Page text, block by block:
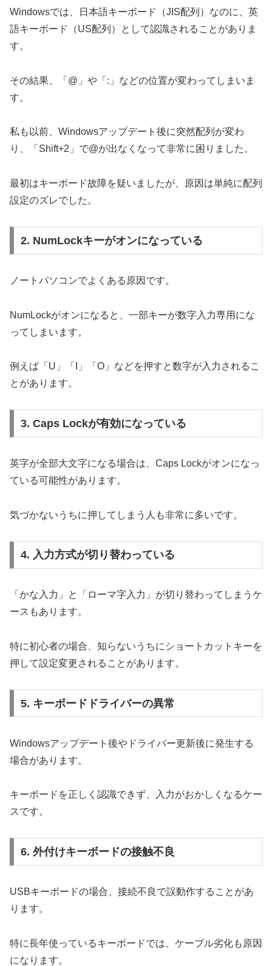
Windowsでは、日本語キーボード（JIS配列）なのに、英
語キーボード（US配列）として認識されることがありま
す。
その結果、「@」や「:」などの位置が変わってしまいま
す。
私も以前、Windowsアップデート後に突然配列が変わ
り、「Shift+2」で@が出なくなって非常に困りました。
最初はキーボード故障を疑いましたが、原因は単純に配列
設定のズレでした。
2. NumLockキーがオンになっている
ノートパソコンでよくある原因です。
NumLockがオンになると、一部キーが数字入力専用にな
ってしまいます。
例えば「U」「I」「O」などを押すと数字が入力されるこ
とがあります。
3. Caps Lockが有効になっている
英字が全部大文字になる場合は、Caps Lockがオンになっ
ている可能性があります。
気づかないうちに押してしまう人も非常に多いです。
4. 入力方式が切り替わっている
「かな入力」と「ローマ字入力」が切り替わってしまうケ
ースもあります。
特に初心者の場合、知らないうちにショートカットキーを
押して設定変更されることがあります。
5. キーボードドライバーの異常
Windowsアップデート後やドライバー更新後に発生する
場合があります。
キーボードを正しく認識できず、入力がおかしくなるケー
スです。
6. 外付けキーボードの接触不良
USBキーボードの場合、接続不良で誤動作することがあ
ります。
特に長年使っているキーボードでは、ケーブル劣化も原因
になります。